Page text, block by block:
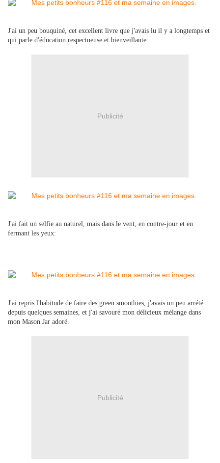
J'ai un peu bouquiné, cet excellent livre que j'avais lu il y a longtemps et
qui parle d'éducation respectueuse et bienveillante:
Publicité
J'ai fait un selfie au naturel, mais dans le vent, en contre-jour et en
fermant les yeux:
J'ai repris l'habitude de faire des green smoothies, j'avais un peu arrété
depuis quelques semaines, et j'ai savouré mon délicieux mélange dans
mon Mason Jar adoré.
Publicité